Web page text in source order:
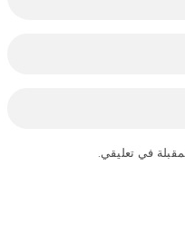
في تعليقي.